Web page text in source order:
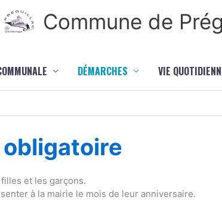
Commune de
DÉMARCHES VIE
et les garçons.
à la mairie le mois de leur anniversaire.